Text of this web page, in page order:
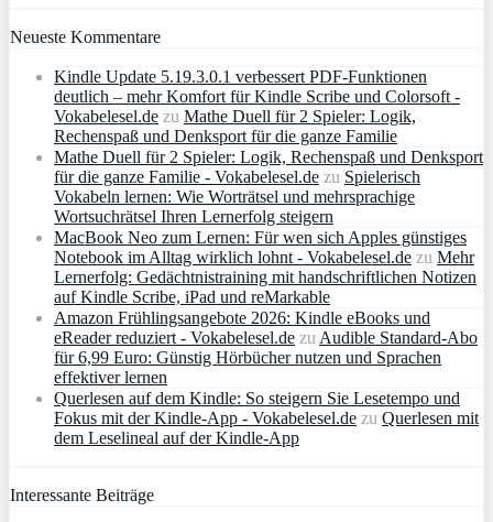
Neueste Kommentare
Kindle Update 5.19.3.0.1 verbessert PDF-Funktionen
deutlich – mehr Komfort für Kindle Scribe und Colorsoft -
Vokabelesel.de zu Mathe Duell für 2 Spieler: Logik,
Rechenspaß und Denksport für die ganze Familie
Mathe Duell für 2 Spieler: Logik, Rechenspaß und Denksport
für die ganze Familie - Vokabelesel.de zu Spielerisch
Vokabeln lernen: Wie Worträtsel und mehrsprachige
Wortsuchrätsel Ihren Lernerfolg steigern
MacBook Neo zum Lernen: Für wen sich Apples günstiges
Notebook im Alltag wirklich lohnt - Vokabelesel.de zu Mehr
Lernerfolg: Gedächtnistraining mit handschriftlichen Notizen
auf Kindle Scribe, iPad und reMarkable
Amazon Frühlingsangebote 2026: Kindle eBooks und
eReader reduziert - Vokabelesel.de zu Audible Standard-Abo
für 6,99 Euro: Günstig Hörbücher nutzen und Sprachen
effektiver lernen
Querlesen auf dem Kindle: So steigern Sie Lesetempo und
Fokus mit der Kindle-App - Vokabelesel.de zu Querlesen mit
dem Leselineal auf der Kindle-App
Interessante Beiträge